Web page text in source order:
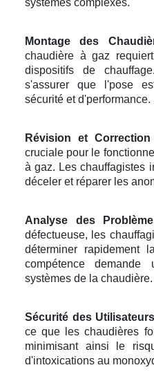
systèmes complexes.
Montage des
chaudière à gaz
dispositifs de
s'assurer que l'pose
sécurité et d'performance.
Révision et Correction
cruciale pour le
à gaz. Les chauffagistes
déceler et réparer les
Analyse des
défectueuse, les
déterminer rapidement
compétence
systèmes de la chaudière.
Sécurité des Utilisateurs
ce que les chaudières
minimisant ainsi le
d'intoxications au